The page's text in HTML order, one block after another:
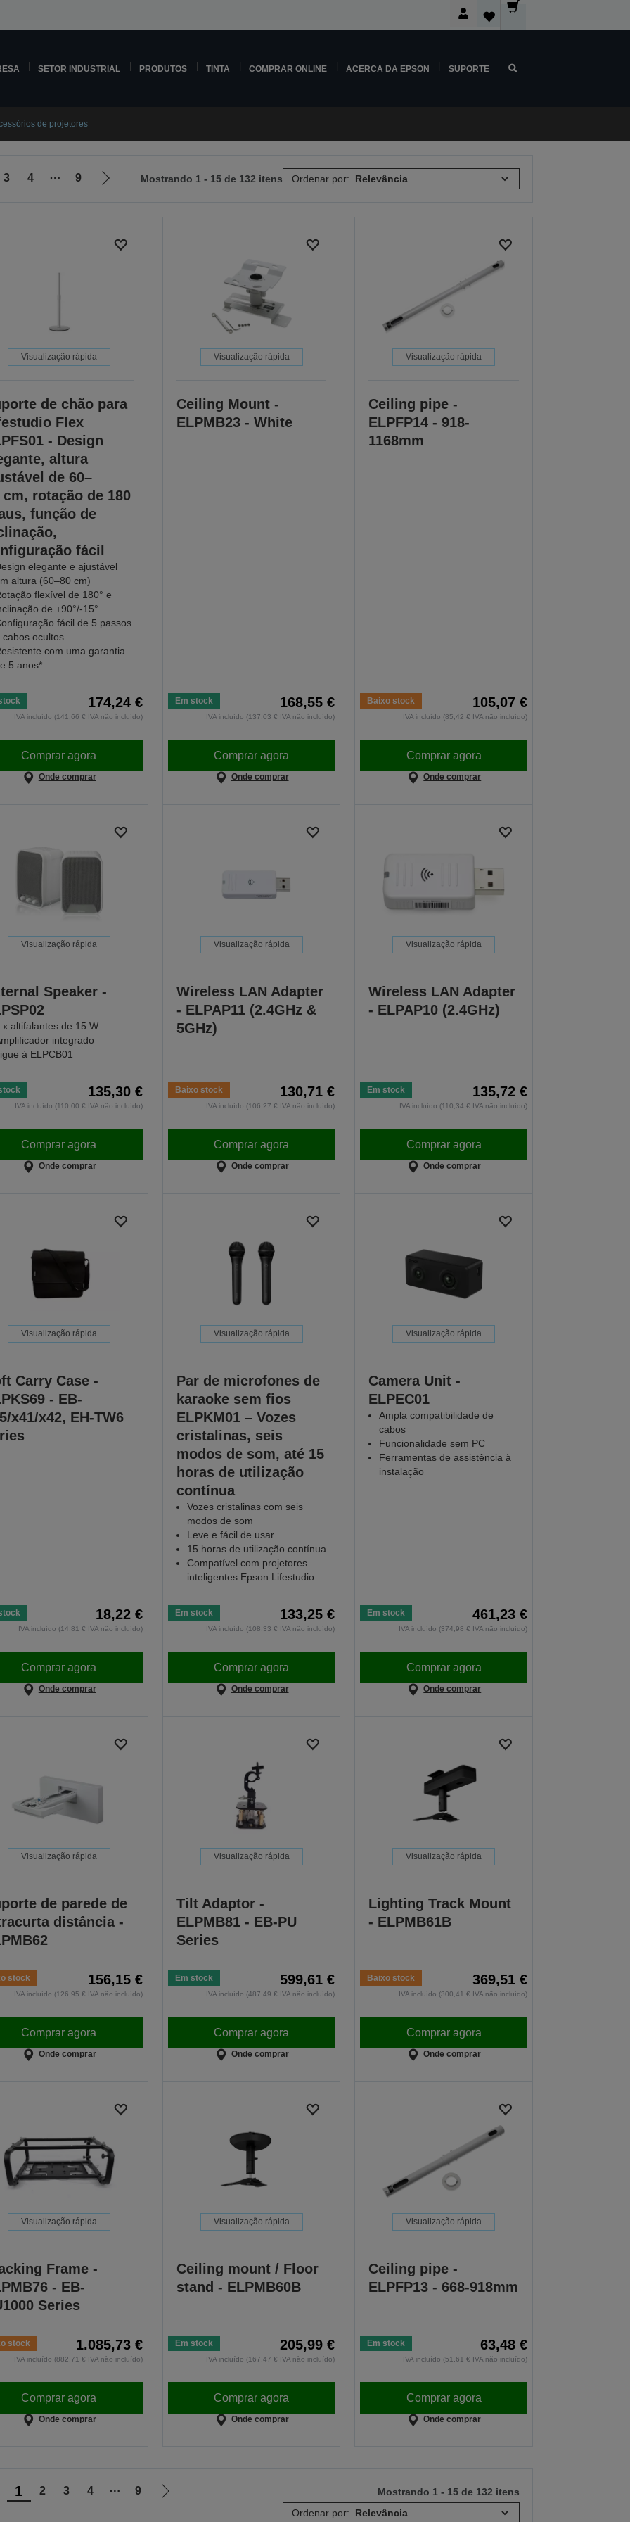
SETOR INDUSTRIAL PRODUTOS TINTA COMPRAR ONLINE ACERCA DA EPSON SUPORTE
de projetores
3 4 ⋯ 9
Ir
página
Mostrando 1 - 15 de 132 itens Ordenar por:
Visualização rápida
de chão para
Flex
- Design
altura
de 60–
cm, rotação de 180
função de
fácil
elegante e ajustável
altura (60–80 cm)
flexível de 180° e
de +90°/-15°
fácil de 5 passos
cabos ocultos
com uma garantia
5 anos*
174,24 €
IVA incluído (141,66 € IVA não incluído)
Comprar agora
Onde comprar
Visualização rápida
Ceiling Mount -
ELPMB23 - White
Em stock 168,55 €
IVA incluído (137,03 € IVA não incluído)
Comprar agora
Onde comprar
Visualização rápida
Ceiling pipe -
ELPFP14 - 918-
1168mm
Baixo stock 105,07 €
IVA incluído (85,42 € IVA não incluído)
Comprar agora
Onde comprar
Visualização rápida
Speaker -
x altifalantes de 15 W
integrado
à ELPCB01
135,30 €
IVA incluído (110,00 € IVA não incluído)
Comprar agora
Onde comprar
Visualização rápida
Wireless LAN Adapter
- ELPAP11 (2.4GHz &
5GHz)
Baixo stock 130,71 €
IVA incluído (106,27 € IVA não incluído)
Comprar agora
Onde comprar
Visualização rápida
Wireless LAN Adapter
- ELPAP10 (2.4GHz)
Em stock 135,72 €
IVA incluído (110,34 € IVA não incluído)
Comprar agora
Onde comprar
Visualização rápida
Carry Case -
- EB-
x41/x42, EH-TW6
18,22 €
IVA incluído (14,81 € IVA não incluído)
Comprar agora
Onde comprar
Visualização rápida
Par de microfones de
karaoke sem fios
ELPKM01 – Vozes
cristalinas, seis
modos de som, até 15
horas de utilização
contínua
Vozes cristalinas com seis
modos de som
Leve e fácil de usar
15 horas de utilização contínua
Compatível com projetores
inteligentes Epson Lifestudio
Em stock 133,25 €
IVA incluído (108,33 € IVA não incluído)
Comprar agora
Onde comprar
Visualização rápida
Camera Unit -
ELPEC01
Ampla compatibilidade de
cabos
Funcionalidade sem PC
Ferramentas de assistência à
instalação
Em stock 461,23 €
IVA incluído (374,98 € IVA não incluído)
Comprar agora
Onde comprar
Visualização rápida
de parede de
distância -
stock 156,15 €
IVA incluído (126,95 € IVA não incluído)
Comprar agora
Onde comprar
Visualização rápida
Tilt Adaptor -
ELPMB81 - EB-PU
Series
Em stock 599,61 €
IVA incluído (487,49 € IVA não incluído)
Comprar agora
Onde comprar
Visualização rápida
Lighting Track Mount
- ELPMB61B
Baixo stock 369,51 €
IVA incluído (300,41 € IVA não incluído)
Comprar agora
Onde comprar
Visualização rápida
Frame -
- EB-
Series
stock 1.085,73 €
IVA incluído (882,71 € IVA não incluído)
Comprar agora
Onde comprar
Visualização rápida
Ceiling mount / Floor
stand - ELPMB60B
Em stock 205,99 €
IVA incluído (167,47 € IVA não incluído)
Comprar agora
Onde comprar
Visualização rápida
Ceiling pipe -
ELPFP13 - 668-918mm
Em stock 63,48 €
IVA incluído (51,61 € IVA não incluído)
Comprar agora
Onde comprar
1 2 3 4 ⋯ 9
Ir
Mostrando 1 - 15 de 132 itens
Ordenar por: